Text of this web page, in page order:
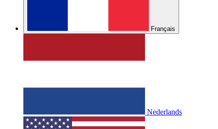
Français
Nederlands